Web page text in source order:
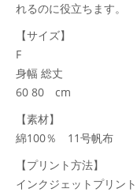
れるのに役立ちます。
【サイズ】
F
身幅 総丈
60 80 cm
【素材】
綿100％ 11号帆布
【プリント方法】
インクジェットプリント